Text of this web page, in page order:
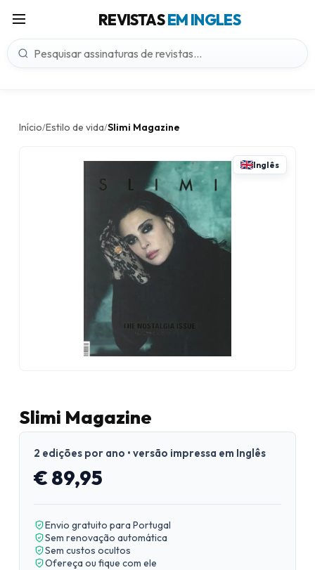
REVISTASEM INGLES
Início/Estilo de vida/Slimi Magazine
Inglês
Slimi Magazine
2 edições por ano • versão impressa em Inglês
€ 89,95
Envio gratuito para Portugal
Sem renovação automática
Sem custos ocultos
Ofereça ou fique com ele